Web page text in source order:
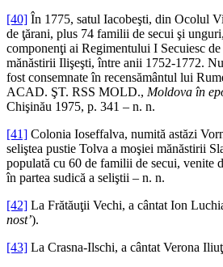
[40] În 1775, satul Iacobeşti, din Ocolul
de ţărani, plus 74 familii de secui şi
componenţi ai Regimentului I Secuiesc de
mănăstirii Ilişeşti, între anii 1752-1772.
fost consemnate în recensământul lui
ACAD. ŞT. RSS MOLD., Moldova în
Chişinău 1975, p. 341 – n. n.
[41] Colonia Ioseffalva, numită astăzi
seliştea pustie Tolva a moşiei mănăstirii
populată cu 60 de familii de secui, venite
în partea sudică a seliştii – n. n.
[42] La Frătăuţii Vechi, a cântat Ion
nost’).
[43] La Crasna-Ilschi, a cântat Verona